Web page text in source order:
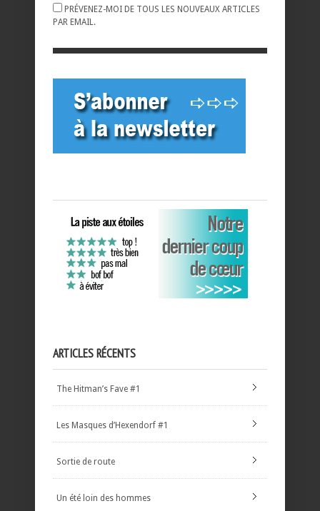
PRÉVENEZ-MOI DE TOUS LES NOUVEAUX ARTICLES
PAR EMAIL.
ARTICLES RÉCENTS
The Hitman’s Fave #1
Les Masques d’Hexendorf #1
Sortie de route
Un été loin des hommes